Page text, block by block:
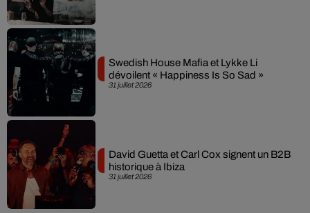
31 juillet 2026
Swedish House Mafia et Lykke Li
dévoilent « Happiness Is So Sad »
31 juillet 2026
David Guetta et Carl Cox signent un B2B
historique à Ibiza